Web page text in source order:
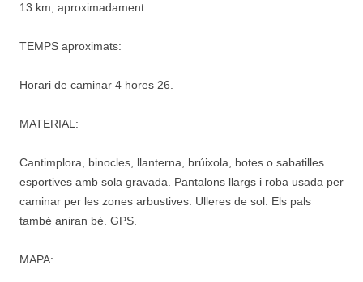
13 km, aproximadament.
TEMPS aproximats:
Horari de caminar 4 hores 26.
MATERIAL:
Cantimplora, binocles, llanterna, brúixola, botes o sabatilles
esportives amb sola gravada. Pantalons llargs i roba usada per
caminar per les zones arbustives. Ulleres de sol. Els pals
també aniran bé. GPS.
MAPA: